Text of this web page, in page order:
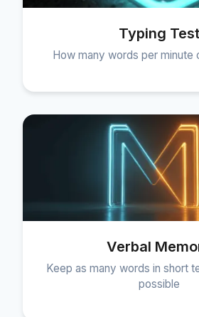
Typing Test
How many words per minute
Verbal
Keep as many words in short
possible